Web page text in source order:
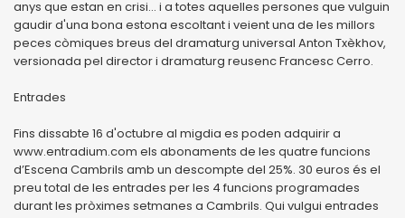
anys que estan en crisi... i a totes aquelles persones que vulguin
gaudir d'una bona estona escoltant i veient una de les millors
peces còmiques breus del dramaturg universal Anton Txèkhov,
versionada pel director i dramaturg reusenc Francesc Cerro.
Entrades
Fins dissabte 16 d'octubre al migdia es poden adquirir a
www.entradium.com els abonaments de les quatre funcions
d’Escena Cambrils amb un descompte del 25%. 30 euros és el
preu total de les entrades per les 4 funcions programades
durant les pròximes setmanes a Cambrils. Qui vulgui entrades